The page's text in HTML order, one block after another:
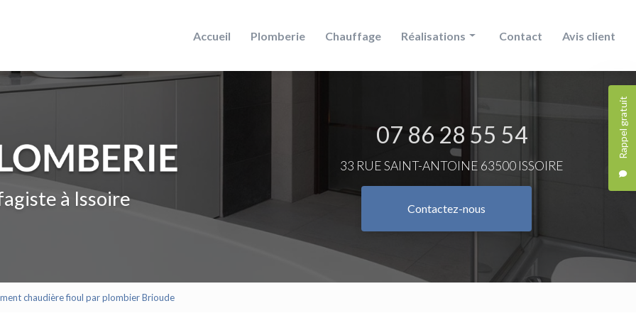
Rappel gratuit
Accueil Plomberie Chauffage Réalisations
Salle de bain
Contact Avis client
à Issoire
07 86 28 55 54
33 RUE SAINT-ANTOINE 63500 ISSOIRE
Contactez-nous
chaudière fioul par plombier Brioude